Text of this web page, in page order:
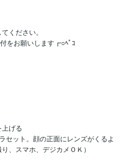
ください。
をお願いします┏○ﾍﾟｺ
げる
セット。顔の正面にレンズがくるよ
、スマホ、デジカメＯＫ）